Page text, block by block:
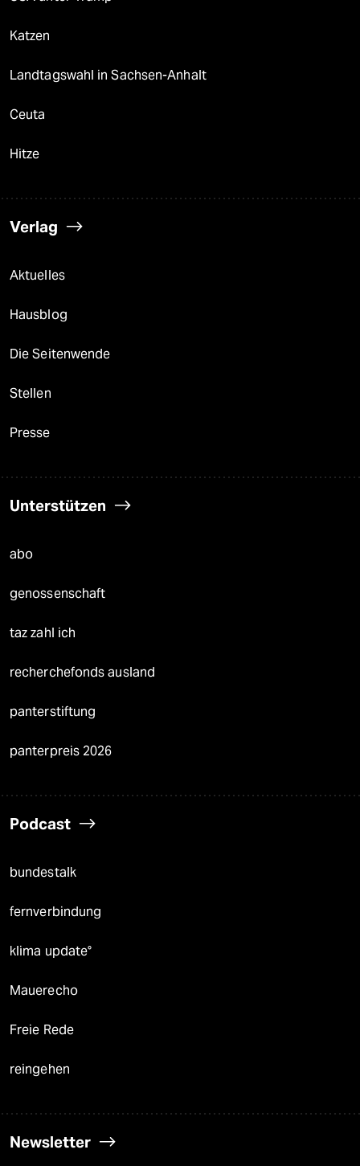
Katzen
Landtagswahl in Sachsen-Anhalt
Ceuta
Hitze
Verlag
Aktuelles
Hausblog
Die Seitenwende
Stellen
Presse
Unterstützen
abo
genossenschaft
taz zahl ich
recherchefonds ausland
panterstiftung
panterpreis 2026
Podcast
bundestalk
fernverbindung
klima update°
Mauerecho
Freie Rede
reingehen
Newsletter